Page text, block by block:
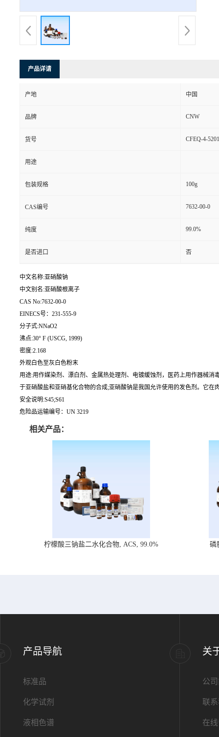
产品详请
产地 中国
品牌 CNW
货号 CFEQ-4-
用途
包装规格 100g
CAS编号 7632-00-0
纯度 99.0%
是否进口 否
中文名称:亚硝酸钠
中文别名:亚硝酸根离子
CAS No:7632-00-0
EINECS号：231-555-9
分子式:NNaO2
沸点:30° F (USCG, 1999)
密度:2.168
外观白色至灰白色粉末
用途:用作媒染剂、漂白剂、金属热处理剂、电镀缓蚀剂，医药上用作器械
于亚硝酸盐和亚硝基化合物的合成;亚硝酸钠是我国允许使用的发色剂。它在
安全说明:S45;S61
危险品运输编号：UN 3219
相关产品：
柠檬酸三钠盐二水化合物, ACS, 99.0% 磷
产品导航
标准品
化学试剂
液相色谱
关
公
联
在